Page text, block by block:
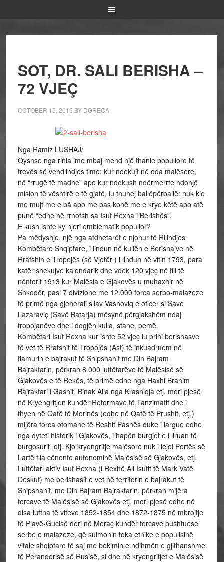
SOT, DR. SALI BERISHA –
72 VJEÇ
OCTOBER 15, 2016 BY DGRECA
Nga Ramiz LUSHAJ/
Qyshse nga rinia ime mbaj mend një thanie popullore të
trevës së vendlindjes time: kur ndokujt në oda malësore,
në “rrugë të madhe” apo kur ndokush ndërmerrte ndonjë
mision të vështirë e të gjatë, iu thuhej ballëpërballë: nuk kie
me mujt me e bă apo me pas kohë me e krye këtë apo atë
punë “edhe në rrnofsh sa Isuf Rexha i Berishës”.
E kush ishte ky njeri emblematik popullor?
Pa mëdyshje, një nga atdhetarët e njohur të Rilindjes
Kombëtare Shqiptare, i lindun në kullën e Berishajve në
Rrafshin e Tropojës (së Vjetër ) i lindun në vitin 1793, para
katër shekujve kalendarik dhe vdek 120 vjeç në fill të
nëntorit 1913 kur Malësia e Gjakovës u muhaxhir në
Shkodër, pasi 7 divizione me 12.000 forca serbo-malazeze
të primë nga gjenerali sllav Vashoviq e oficer si Savo
Lazaraviç (Savë Batarja) mësynë përgjakshëm ndaj
tropojanëve dhe i dogjën kulla, stane, pemë.
Kombëtari Isuf Rexha kur ishte 52 vjeç iu prini berishasve
të vet të Rrafshit të Tropojës (Ast) të inkuadruem në
flamurin e bajrakut të Shipshanit me Din Bajram
Bajraktarin, përkrah 8.000 luftëtarëve të Malësisë së
Gjakovës e të Rekës, të primë edhe nga Haxhi Brahim
Bajraktari i Gashit, Binak Alia nga Krasniqja etj. mori pjesë
në Kryengritjen kundër Reformave të Tanzimatit dhe i
thyen në Qafë të Morinës (edhe në Qafë të Prushit, etj.)
mijëra forca otomane të Reshit Pashës duke i largue edhe
nga qyteti historik i Gjakovës, i hapën burgjet e i liruan të
burgosurit, etj. Kjo kryengritje malësore nuk i lejoi Portës së
Lartë t’ia cënonte autonominë Malësisë së Gjakovës, etj.
Luftëtari aktiv Isuf Rexha (i Rexhë Ali Isufit të Mark Vatë
Deskut) me berishasit e vet në territorin e bajrakut të
Shipshanit, me Din Bajram Bajraktarin, përkrah mijëra
forcave të Malësisë së Gjakovës etj. mori pjesë edhe në
disa luftna të viteve 1852-1854 dhe 1872-1875 në mbrojtje
të Plavë-Gucisë deri në Moraç kundër forcave pushtuese
serbe e malazeze, që sulmonin toka etnike e popullsinë
vitale shqiptare të saj me bekimin e ndihmën e gjithanshme
të Perandorisë së Rusisë, si dhe në kryengritjet e Malësisë